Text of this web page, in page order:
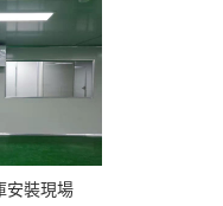
安裝現場